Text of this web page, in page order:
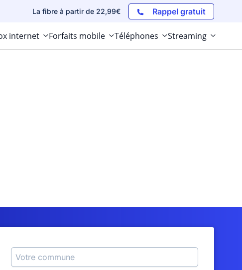
La fibre à partir de 22,99€ Rappel gratuit
internet Forfaits mobile Téléphones Streaming